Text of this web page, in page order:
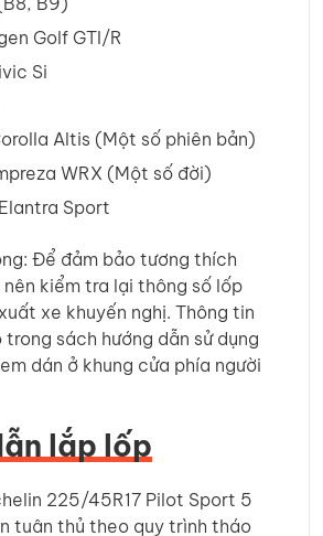
Golf GTI/R
Si
Altis (Một số phiên bản)
WRX (Một số đời)
Sport
Để đảm bảo tương thích
kiểm tra lại thông số lốp
xe khuyến nghị. Thông tin
sách hướng dẫn sử dụng
dán ở khung cửa phía người
lắp lốp
225/45R17 Pilot Sport 5
tuân thủ theo quy trình tháo